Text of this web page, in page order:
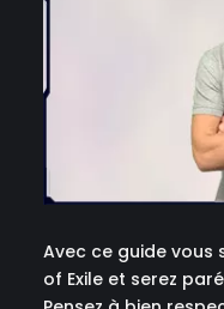
Avec ce guide vous
of Exile et serez